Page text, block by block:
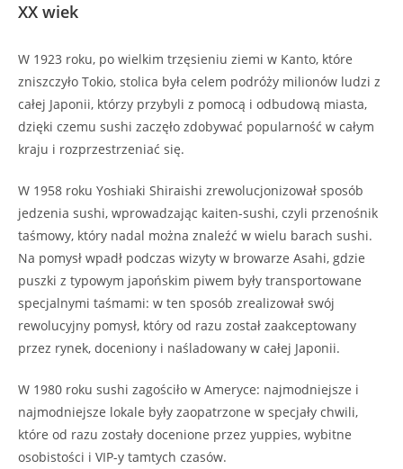
XX wiek
W 1923 roku, po wielkim trzęsieniu ziemi w Kanto, które
zniszczyło Tokio, stolica była celem podróży milionów ludzi z
całej Japonii, którzy przybyli z pomocą i odbudową miasta,
dzięki czemu sushi zaczęło zdobywać popularność w całym
kraju i rozprzestrzeniać się.
W 1958 roku Yoshiaki Shiraishi zrewolucjonizował sposób
jedzenia sushi, wprowadzając kaiten-sushi, czyli przenośnik
taśmowy, który nadal można znaleźć w wielu barach sushi.
Na pomysł wpadł podczas wizyty w browarze Asahi, gdzie
puszki z typowym japońskim piwem były transportowane
specjalnymi taśmami: w ten sposób zrealizował swój
rewolucyjny pomysł, który od razu został zaakceptowany
przez rynek, doceniony i naśladowany w całej Japonii.
W 1980 roku sushi zagościło w Ameryce: najmodniejsze i
najmodniejsze lokale były zaopatrzone w specjały chwili,
które od razu zostały docenione przez yuppies, wybitne
osobistości i VIP-y tamtych czasów.